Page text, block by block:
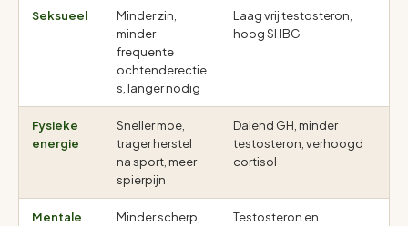
Seksueel
Minder zin,
minder
frequente
ochtenderectie
s, langer nodig
Laag vrij testosteron,
hoog SHBG
Fysieke
energie
Sneller moe,
trager herstel
na sport, meer
spierpijn
Dalend GH, minder
testosteron, verhoogd
cortisol
Mentale
Minder scherp,
Testosteron en